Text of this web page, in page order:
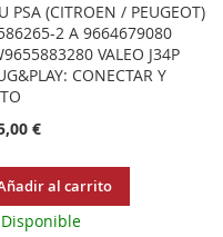
PSA (CITROEN / PEUGEOT)
2 A 9664679080
VALEO J34P
CONECTAR Y
€
al carrito
Disponible